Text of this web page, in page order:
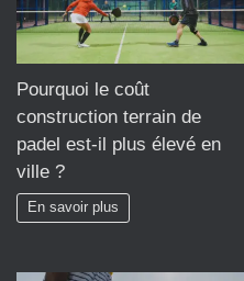
Pourquoi le coût
construction terrain de
padel est-il plus élevé en
ville ?
En savoir plus